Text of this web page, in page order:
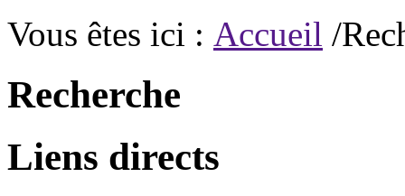
Vous êtes ici : Accueil /
Recherche
Liens directs